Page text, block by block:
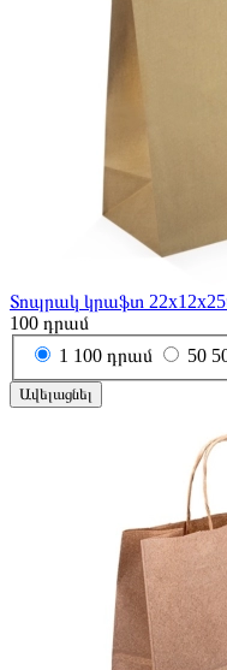
Տոպրակ կրաֆտ
100 դրամ
1 100 դրամ 50
Ավելացնել